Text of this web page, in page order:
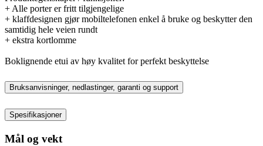
+ Alle porter er fritt tilgjengelige
+ klaffdesignen gjør mobiltelefonen enkel å bruke og beskytter den
samtidig hele veien rundt
+ ekstra kortlomme
Boklignende etui av høy kvalitet for perfekt beskyttelse
Bruksanvisninger, nedlastinger, garanti og support
Spesifikasjoner
Mål og vekt